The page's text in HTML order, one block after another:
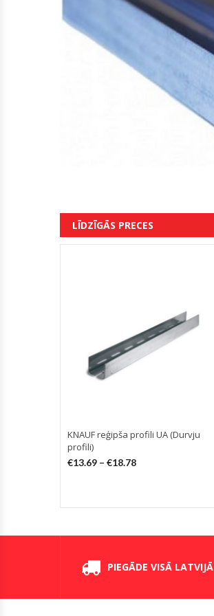
LĪDZĪGĀS PRECES
KNAUF reģipša profili UA (Durvju
profili)
€13.69 – €18.78
PIEGĀDE VISĀ LATVIJĀ